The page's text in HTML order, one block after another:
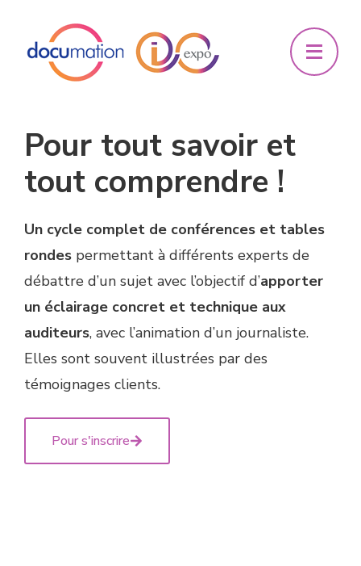
Pour tout savoir et
tout comprendre !
Un cycle complet de conférences et tables
rondes permettant à différents experts de
débattre d’un sujet avec l’objectif d’apporter
un éclairage concret et technique aux
auditeurs, avec l’animation d’un journaliste.
Elles sont souvent illustrées par des
témoignages clients.
Pour s'inscrire